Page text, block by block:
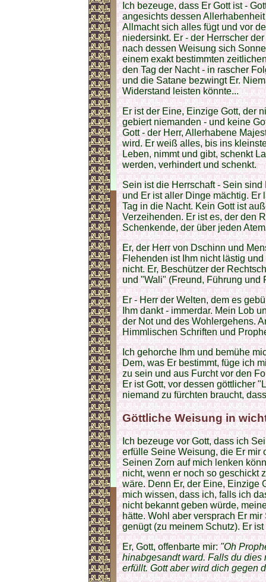
Ich bezeuge, dass Er Gott ist -
angesichts dessen
Allmacht sich alles fügt und vor
niedersinkt. Er - der Herrscher
nach dessen Weisung sich
einem exakt bestimmten
den Tag der Nacht - in rascher
und die Satane bezwingt Er.
Widerstand leisten könnte...
Er ist der Eine, Einzige Gott, der
gebiert niemanden - und keine
Gott - der Herr, Allerhabene
wird. Er weiß alles, bis ins
Leben, nimmt und gibt, schenkt
werden, verhindert und schenkt.
Sein ist die Herrschaft - Sein
und Er ist aller Dinge mächtig. Er
Tag in die Nacht. Kein Gott ist
Verzeihenden. Er ist es, der den
Schenkende, der über jeden
Er, der Herr von Dschinn und
Flehenden ist Ihm nicht lästig
nicht. Er, Beschützer der
und "Wali" (Freund, Führung und
Er - Herr der Welten, dem es
Ihm dankt - immerdar. Mein Lob
der Not und des Wohlergehens.
Himmlischen Schriften und
Ich gehorche Ihm und bemühe
Dem, was Er bestimmt, füge ich
zu sein und aus Furcht vor den
Er ist Gott, vor dessen göttlicher
niemand zu fürchten braucht,
Göttliche Weisung in
Ich bezeuge vor Gott, dass ich
erfülle Seine Weisung, die Er mir
Seinen Zorn auf mich lenken
nicht, wenn er noch so geschickt
wäre. Denn Er, der Eine, Einzige
mich wissen, dass ich, falls ich
nicht bekannt geben würde,
hätte. Wohl aber versprach Er
genügt (zu meinem Schutz). Er
Er, Gott, offenbarte mir:"Oh
hinabgesandt ward. Falls du dies
erfüllt. Gott aber wird dich gegen